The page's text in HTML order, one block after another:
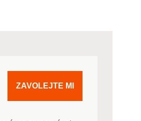
ZAVOLEJTE MI